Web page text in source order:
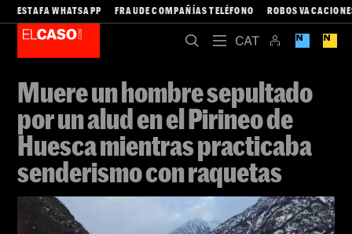
ESTAFA WHATSAPP FRAUDE COMPAÑÍAS TELÉFONO ROBOS
Muere un hombre sepultado
por un alud en el Pirineo de
Huesca mientras practicaba
senderismo con raquetas